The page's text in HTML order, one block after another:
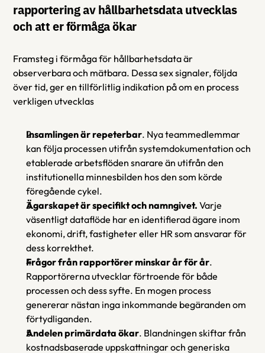
rapportering av hållbarhetsdata utvecklas
och att er förmåga ökar
Framsteg i förmåga för hållbarhetsdata är
observerbara och mätbara. Dessa sex signaler, följda
över tid, ger en tillförlitlig indikation på om en process
verkligen utvecklas
Insamlingen är repeterbar. Nya teammedlemmar
kan följa processen utifrån systemdokumentation och
etablerade arbetsflöden snarare än utifrån den
institutionella minnesbilden hos den som körde
föregående cykel.
Ägarskapet är specifikt och namngivet. Varje
väsentligt dataflöde har en identifierad ägare inom
ekonomi, drift, fastigheter eller HR som ansvarar för
dess korrekthet.
Frågor från rapportörer minskar år för år.
Rapportörerna utvecklar förtroende för både
processen och dess syfte. En mogen process
genererar nästan inga inkommande begäranden om
förtydliganden.
Andelen primärdata ökar. Blandningen skiftar från
kostnadsbaserade uppskattningar och generiska